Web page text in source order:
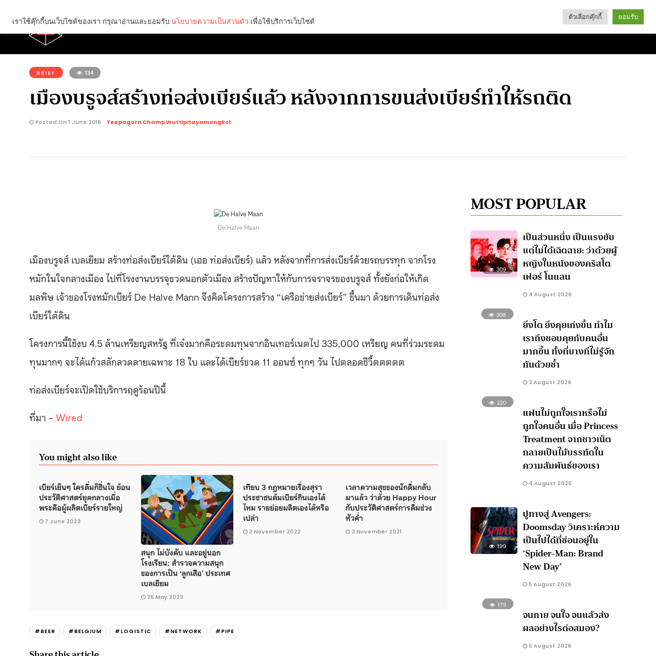
Categories
คุณกำลังอ่าน:
BRIEF 134
เมืองบรูจส์สร้างท่อส่งเบียร์แล้ว หลังจากการขนส่งเบียร์ทำให้รถติด
Posted On 1 June 2016 Teepagorn Champ Wuttipitayamongkol
De Halve Maan
เมืองบรูจส์ เบลเยียม สร้างท่อส่งเบียร์ใต้ดิน (เออ ท่อส่งเบียร์) แล้ว หลังจากที่การส่งเบียร์ด้วยรถบรรทุก จากโรง
หมักในใจกลางเมือง ไปที่โรงงานบรรจุขวดนอกตัวเมือง สร้างปัญหาให้กับการจราจรของบรูจส์ ทั้งยังก่อให้เกิด
มลพิษ เจ้าของโรงหมักเบียร์ De Halve Mann จึงคิดโครงการสร้าง “เครือข่ายส่งเบียร์” ขึ้นมา ด้วยการเดินท่อส่ง
เบียร์ใต้ดิน
โครงการนี้ใช้งบ 4.5 ล้านเหรียญสหรัฐ ที่เจ๋งมากคือระดมทุนจากอินเทอร์เนตไป 335,000 เหรียญ คนที่ร่วมระดม
ทุนมากๆ จะได้แก้วสลักลวดลายเฉพาะ 18 ใบ และได้เบียร์ขวด 11 ออนซ์ ทุกๆ วัน ไปตลอดชีวี้ตตตตต
ท่อส่งเบียร์จะเปิดใช้บริการฤดูร้อนปีนี้
ที่มา –Wired
You might also like
เบียร์เย็นๆ ใครดื่มก็ชื่นใจ ย้อน
ประวัติศาสตร์ยุคกลางเมื่อ
พระคือผู้ผลิตเบียร์รายใหญ่
7 June 2023
สนุก ไม่บังคับ และอยู่นอก
โรงเรียน: สำรวจความสนุก
ของการเป็น ‘ลูกเสือ’ ประเทศ
เบลเยียม
25 May 2023
เทียบ 3 กฎหมายเรื่องสุรา
ประชาชนต้มเบียร์กินเองได้
ไหม รายย่อยผลิตเองได้หรือ
เปล่า
2 November 2022
เวลาความสุขของนักดื่มกลับ
มาแล้ว ว่าด้วย Happy Hour
กับประวัติศาสตร์การดื่มช่วง
หัวค่ำ
3 November 2021
#BEER #BELGIUM #LOGISTIC #NETWORK #PIPE
MOST POPULAR
309
เป็นส่วนหนึ่ง เป็นแรงขับ
แต่ไม่ได้เฉิดฉาย: ว่าด้วยผู้
หญิงในหนังของคริสโต
เฟอร์ โนแลน
4 August 2026
308
ยิ่งโต ยิ่งคุยเก่งขึ้น ทำไม
เราถึงชอบคุยกับคนอื่น
มากขึ้น ทั้งที่บางทีไม่รู้จัก
กันด้วยซ้ำ
3 August 2026
220
แฟนไม่ถูกใจเราหรือไม่
ถูกใจคนอื่น เมื่อ Princess
Treatment จากชาวเน็ต
กลายเป็นไม้บรรทัดใน
ความสัมพันธ์ของเรา
4 August 2026
199
ปูทางสู่ Avengers:
Doomsday วิเคราะห์ความ
เป็นไปได้ที่ซ่อนอยู่ใน
‘Spider-Man: Brand
New Day’
5 August 2026
179
จนกาย จนใจ จนแล้วส่ง
ผลอย่างไรต่อสมอง?
6 August 2026
เราใช้คุ๊กกี้บนเว็บไซต์ของเรา กรุณาอ่านและยอมรับ นโยบายความเป็นส่วนตัว เพื่อใช้บริการเว็บไซต์ ตัวเลือกคุ๊กกี้ ยอมรับ